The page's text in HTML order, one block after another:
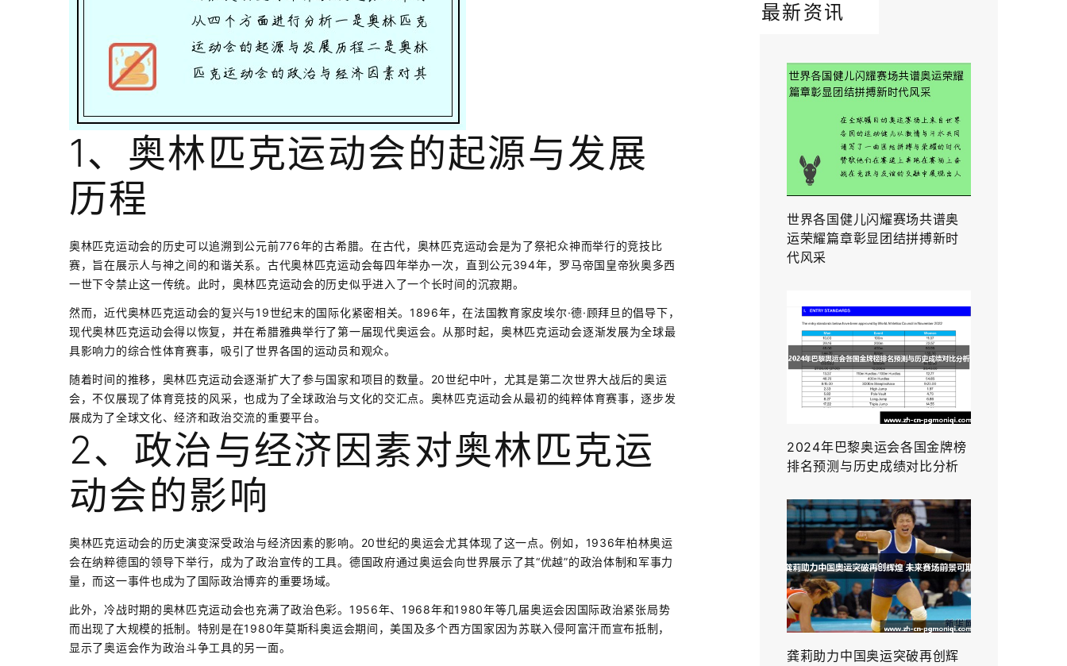
1、奥林匹克运动会的起源与发展
历程
奥林匹克运动会的历史可以追溯到公元前776年的古希腊。在古代，奥林匹克运动会是为了祭祀众神而举行的竞技比
赛，旨在展示人与神之间的和谐关系。古代奥林匹克运动会每四年举办一次，直到公元394年，罗马帝国皇帝狄奥多西
一世下令禁止这一传统。此时，奥林匹克运动会的历史似乎进入了一个长时间的沉寂期。
然而，近代奥林匹克运动会的复兴与19世纪末的国际化紧密相关。1896年，在法国教育家皮埃尔·德·顾拜旦的倡导下，
现代奥林匹克运动会得以恢复，并在希腊雅典举行了第一届现代奥运会。从那时起，奥林匹克运动会逐渐发展为全球最
具影响力的综合性体育赛事，吸引了世界各国的运动员和观众。
随着时间的推移，奥林匹克运动会逐渐扩大了参与国家和项目的数量。20世纪中叶，尤其是第二次世界大战后的奥运
会，不仅展现了体育竞技的风采，也成为了全球政治与文化的交汇点。奥林匹克运动会从最初的纯粹体育赛事，逐步发
展成为了全球文化、经济和政治交流的重要平台。
2、政治与经济因素对奥林匹克运
动会的影响
奥林匹克运动会的历史演变深受政治与经济因素的影响。20世纪的奥运会尤其体现了这一点。例如，1936年柏林奥运
会在纳粹德国的领导下举行，成为了政治宣传的工具。德国政府通过奥运会向世界展示了其“优越”的政治体制和军事力
量，而这一事件也成为了国际政治博弈的重要场域。
此外，冷战时期的奥林匹克运动会也充满了政治色彩。1956年、1968年和1980年等几届奥运会因国际政治紧张局势
而出现了大规模的抵制。特别是在1980年莫斯科奥运会期间，美国及多个西方国家因为苏联入侵阿富汗而宣布抵制，
显示了奥运会作为政治斗争工具的另一面。
最新资讯
世界各国健儿闪耀赛场共谱奥
运荣耀篇章彰显团结拼搏新时
代风采
2024年巴黎奥运会各国金牌榜
排名预测与历史成绩对比分析
龚莉助力中国奥运突破再创辉